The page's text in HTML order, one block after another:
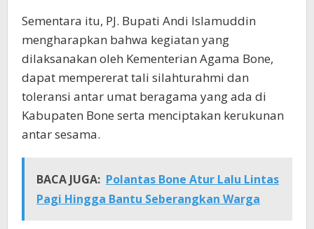
Sementara itu, PJ. Bupati Andi Islamuddin
mengharapkan bahwa kegiatan yang
dilaksanakan oleh Kementerian Agama Bone,
dapat mempererat tali silahturahmi dan
toleransi antar umat beragama yang ada di
Kabupaten Bone serta menciptakan kerukunan
antar sesama.
BACA JUGA: Polantas Bone Atur Lalu Lintas
Pagi Hingga Bantu Seberangkan Warga